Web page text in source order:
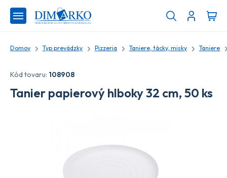
Domov Typ prevádzky Pizzeria Taniere, tácky, misky Taniere
Tanier papierový hlboky 32 cm, 50 ks
Kód tovaru: 108908